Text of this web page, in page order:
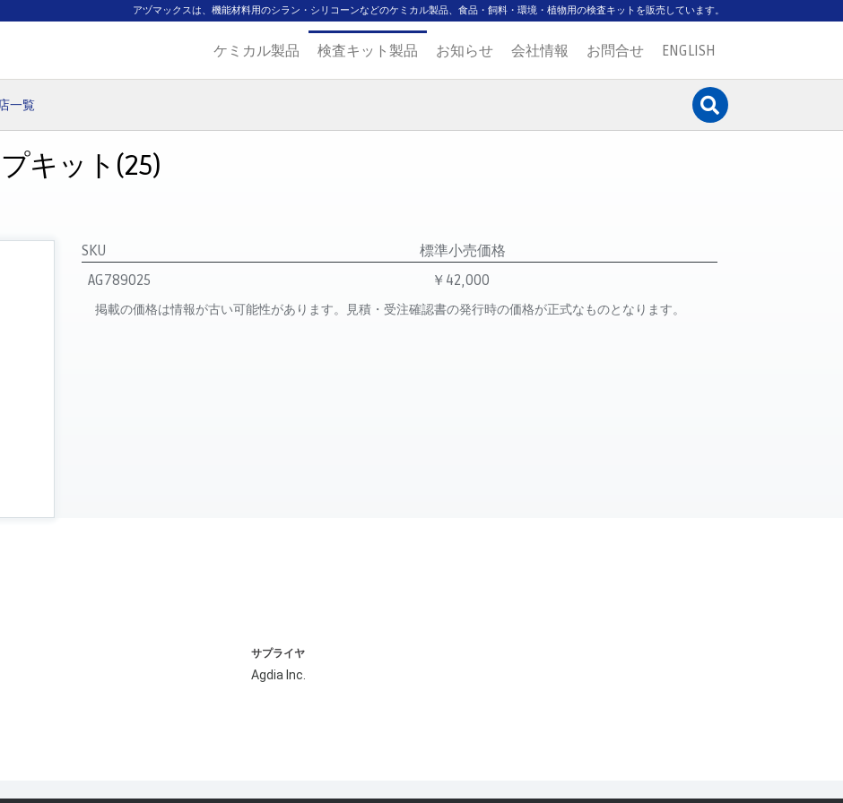
アヅマックスは、機能材料用のシラン・シリコーンなどのケミカル製品、食品・飼料・環境・植物用の検査キットを販売しています。
ケミカル製品 検査キット製品 お知らせ 会社情報 お問合せ ENGLISH
一覧
キット(25)
SKU
標準小売価格
AG789025
￥42,000
掲載の価格は情報が古い可能性があります。見積・受注確認書の発行時の価格が正式なものとなります。
サプライヤ
Agdia Inc.